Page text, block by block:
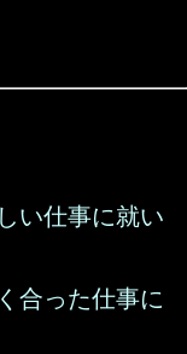
い仕事に就い
合った仕事に